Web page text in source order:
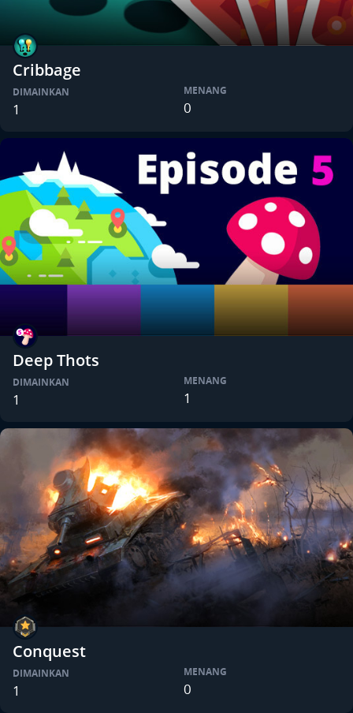
Cribbage
DIMAINKAN
1
MENANG
0
Deep Thots
DIMAINKAN
1
MENANG
1
Conquest
DIMAINKAN
1
MENANG
0